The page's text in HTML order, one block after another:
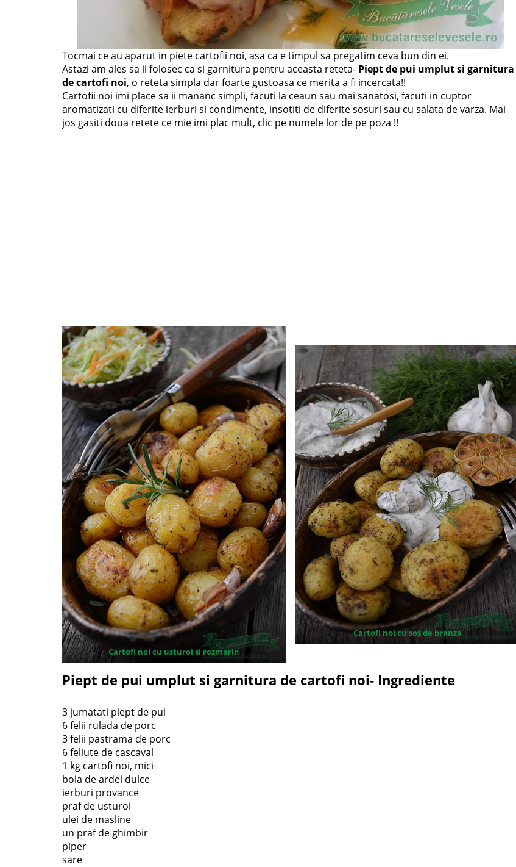
Tocmai ce au aparut in piete cartofii noi, asa ca e timpul sa pregatim ceva bun din ei.
Astazi am ales sa ii folosec ca si garnitura pentru aceasta reteta- Piept de pui umplut si garnitura
de cartofi noi, o reteta simpla dar foarte gustoasa ce merita a fi incercata!!
Cartofii noi imi place sa ii mananc simpli, facuti la ceaun sau mai sanatosi, facuti in cuptor
aromatizati cu diferite ierburi si condimente, insotiti de diferite sosuri sau cu salata de varza. Mai
jos gasiti doua retete ce mie imi plac mult, clic pe numele lor de pe poza !!
Cartofi noi cu usturoi si rozmarin
Cartofi noi cu sos de branza
Piept de pui umplut si garnitura de cartofi noi- Ingrediente
3 jumatati piept de pui
6 felii rulada de porc
3 felii pastrama de porc
6 feliute de cascaval
1 kg cartofi noi, mici
boia de ardei dulce
ierburi provance
praf de usturoi
ulei de masline
un praf de ghimbir
piper
sare